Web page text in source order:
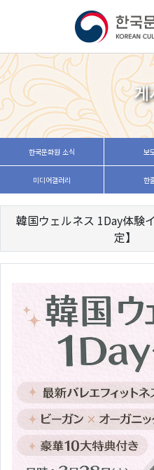
게
한국문화원 소식 보
미디어갤러리 한
韓国ウェルネス 1Day体験
定】